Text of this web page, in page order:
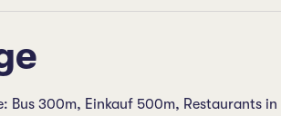
Bus 300m, Einkauf 500m, Restaurants in